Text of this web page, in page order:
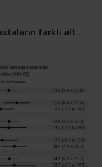
farklı alt